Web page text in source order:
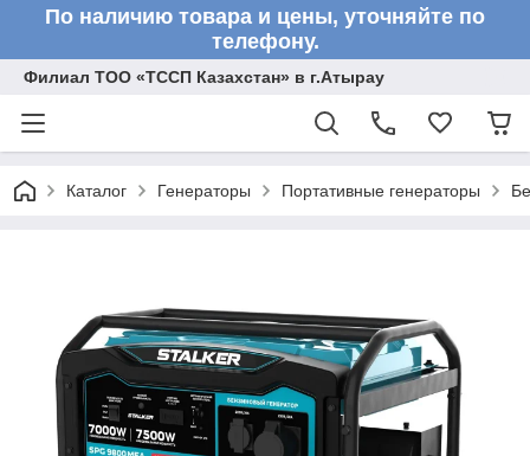
По наличию товара и цены, уточняйте по
телефону.
Филиал ТОО «ТССП Казахстан» в г.Атырау
Каталог Генераторы Портативные генераторы